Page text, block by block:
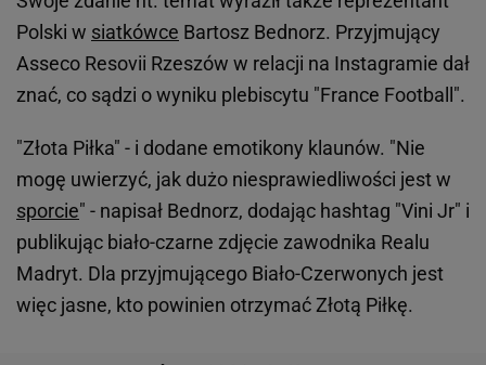
Polski w siatkówce Bartosz Bednorz. Przyjmujący
Asseco Resovii Rzeszów w relacji na Instagramie dał
znać, co sądzi o wyniku plebiscytu "France Football".
"Złota Piłka" - i dodane emotikony klaunów. "Nie
mogę uwierzyć, jak dużo niesprawiedliwości jest w
sporcie" - napisał Bednorz, dodając hashtag "Vini Jr" i
publikując biało-czarne zdjęcie zawodnika Realu
Madryt. Dla przyjmującego Biało-Czerwonych jest
więc jasne, kto powinien otrzymać Złotą Piłkę.